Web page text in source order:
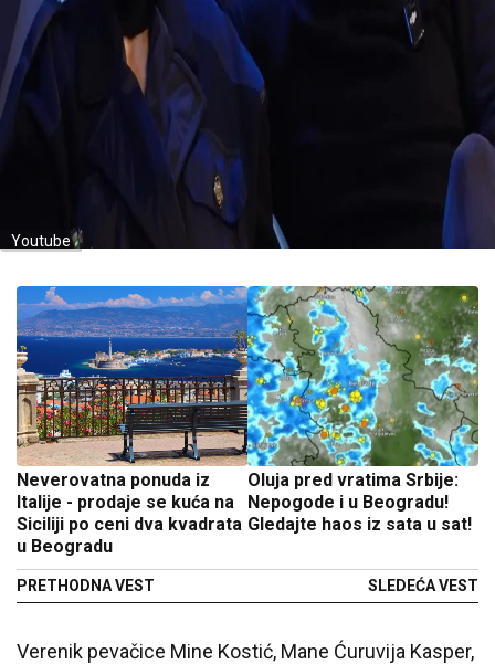
Youtube
Neverovatna ponuda iz
Italije - prodaje se kuća na
Siciliji po ceni dva kvadrata
u Beogradu
PRETHODNA VEST
Oluja pred vratima Srbije:
Nepogode i u Beogradu!
Gledajte haos iz sata u sat!
SLEDEĆA VEST
Verenik pevačice Mine Kostić, Mane Ćuruvija Kasper,